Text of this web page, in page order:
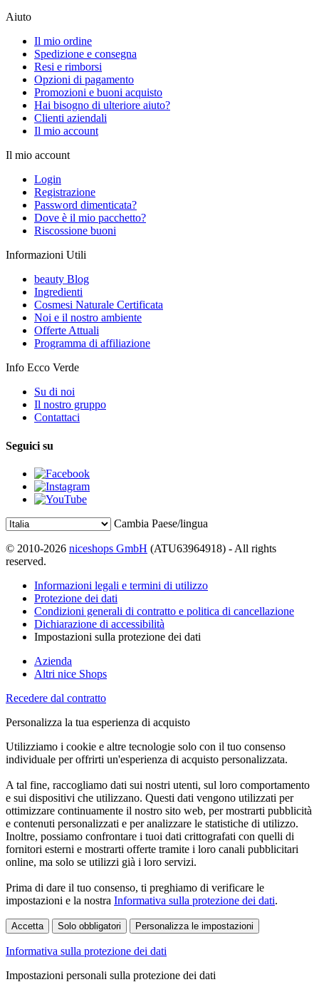
Aiuto
Il mio ordine
Spedizione e consegna
Resi e rimborsi
Opzioni di pagamento
Promozioni e buoni acquisto
Hai bisogno di ulteriore aiuto?
Clienti aziendali
Il mio account
Il mio account
Login
Registrazione
Password dimenticata?
Dove è il mio pacchetto?
Riscossione buoni
Informazioni Utili
beauty Blog
Ingredienti
Cosmesi Naturale Certificata
Noi e il nostro ambiente
Offerte Attuali
Programma di affiliazione
Info Ecco Verde
Su di noi
Il nostro gruppo
Contattaci
Seguici su
Cambia Paese/lingua
© 2010-2026 niceshops GmbH (ATU63964918) - All rights
reserved.
Informazioni legali e termini di utilizzo
Protezione dei dati
Condizioni generali di contratto e politica di cancellazione
Dichiarazione di accessibilità
Impostazioni sulla protezione dei dati
Azienda
Altri nice Shops
Recedere dal contratto
Personalizza la tua esperienza di acquisto
Utilizziamo i cookie e altre tecnologie solo con il tuo consenso
individuale per offrirti un'esperienza di acquisto personalizzata.
A tal fine, raccogliamo dati sui nostri utenti, sul loro comportamento
e sui dispositivi che utilizzano. Questi dati vengono utilizzati per
ottimizzare continuamente il nostro sito web, per mostrarti pubblicità
e contenuti personalizzati e per analizzare le statistiche di utilizzo.
Inoltre, possiamo confrontare i tuoi dati crittografati con quelli di
fornitori esterni e mostrarti offerte tramite i loro canali pubblicitari
online, ma solo se utilizzi già i loro servizi.
Prima di dare il tuo consenso, ti preghiamo di verificare le
impostazioni e la nostra Informativa sulla protezione dei dati.
Accetta Solo obbligatori Personalizza le impostazioni
Informativa sulla protezione dei dati
Impostazioni personali sulla protezione dei dati